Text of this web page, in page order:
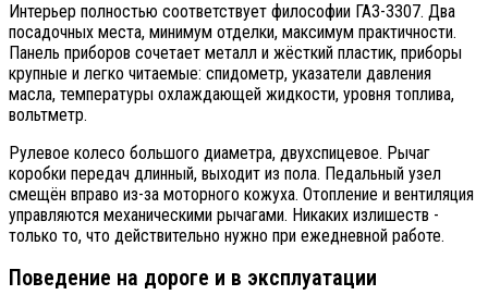
Интерьер полностью соответствует философии ГАЗ-3307. Два
посадочных места, минимум отделки, максимум практичности.
Панель приборов сочетает металл и жёсткий пластик, приборы
крупные и легко читаемые: спидометр, указатели давления
масла, температуры охлаждающей жидкости, уровня топлива,
вольтметр.
Рулевое колесо большого диаметра, двухспицевое. Рычаг
коробки передач длинный, выходит из пола. Педальный узел
смещён вправо из-за моторного кожуха. Отопление и вентиляция
управляются механическими рычагами. Никаких излишеств -
только то, что действительно нужно при ежедневной работе.
Поведение на дороге и в эксплуатации